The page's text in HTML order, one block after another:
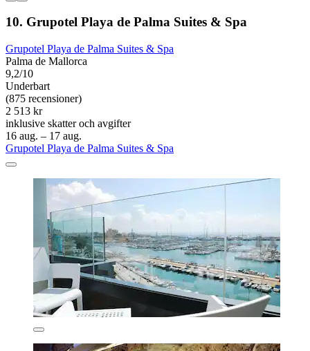
10. Grupotel Playa de Palma Suites & Spa
Grupotel Playa de Palma Suites & Spa
Palma de Mallorca
9,2/10
Underbart
(875 recensioner)
2 513 kr
inklusive skatter och avgifter
16 aug. – 17 aug.
Grupotel Playa de Palma Suites & Spa